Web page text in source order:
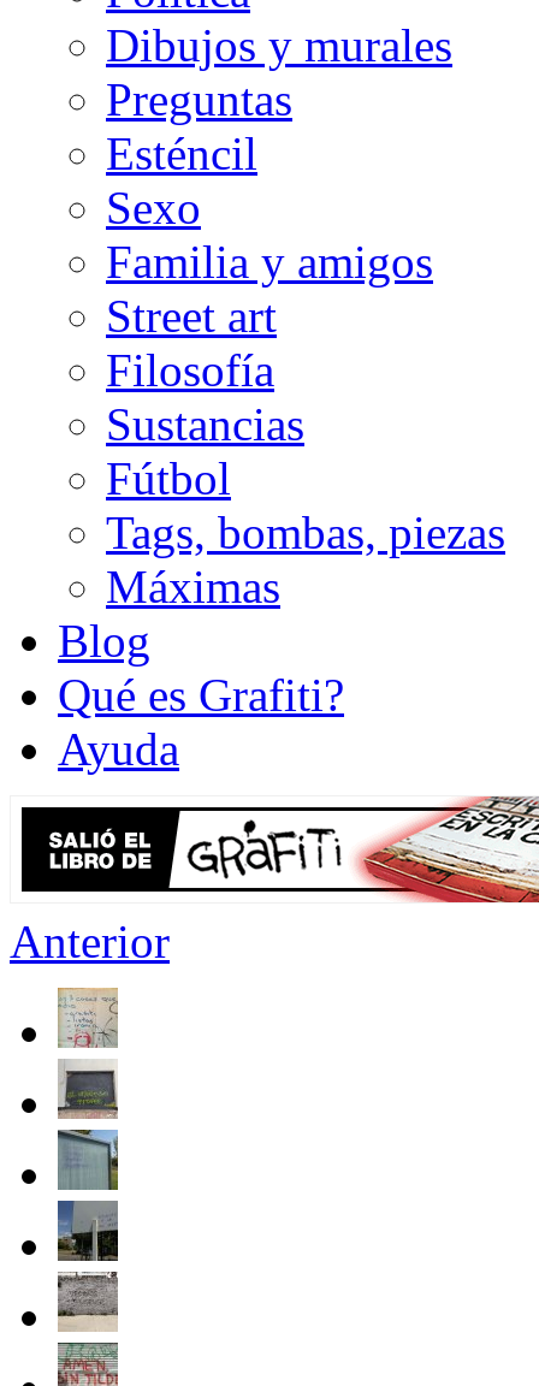
Dibujos y murales
Preguntas
Esténcil
Sexo
Familia y amigos
Street art
Filosofía
Sustancias
Fútbol
Tags, bombas, piezas
Máximas
Blog
Qué es Grafiti?
Ayuda
Anterior